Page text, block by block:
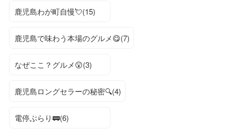
鹿児島わが町自慢💘(15)
鹿児島で味わう本場のグルメ😋(7)
なぜここ？グルメ😲(3)
鹿児島ロングセラーの秘密🔍(4)
電停ぶらり🚃(6)